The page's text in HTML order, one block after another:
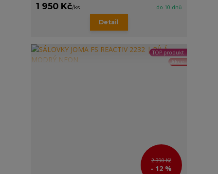
1 950 Kč/ks do 10 dnů
Detail
TOP produkt
Akce
2 390 Kč
- 12 %